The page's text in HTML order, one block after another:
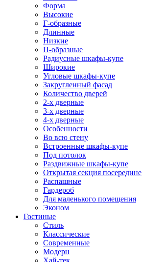
Форма
Высокие
Г-образные
Длинные
Низкие
П-образные
Радиусные шкафы-купе
Широкие
Угловые шкафы-купе
Закругленный фасад
Количество дверей
2-х дверные
3-х дверные
4-х дверные
Особенности
Во всю стену
Встроенные шкафы-купе
Под потолок
Раздвижные шкафы-купе
Открытая секция посередине
Распашные
Гардероб
Для маленького помещения
Эконом
Гостиные
Стиль
Классические
Современные
Модерн
Хай-тек